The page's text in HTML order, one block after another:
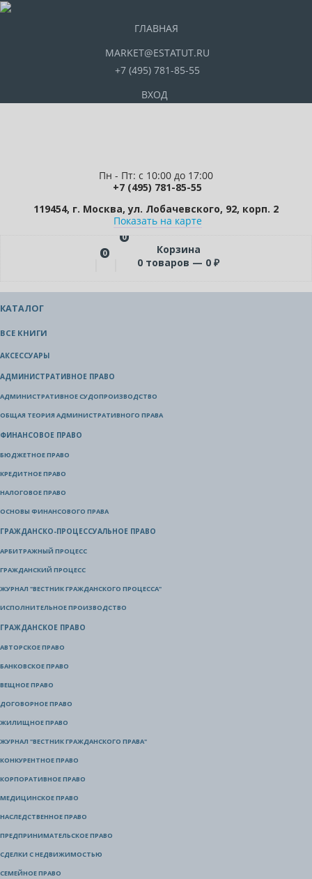
ГЛАВНАЯ
MARKET@ESTATUT.RU
+7 (495) 781-85-55
ВХОД
Пн - Пт: с 10:00 до 17:00
+7 (495) 781-85-55
119454, г. Москва, ул. Лобачевского, 92, корп. 2
Показать на карте
0
0
Корзина
0 товаров — 0 ₽
КАТАЛОГ
ВСЕ КНИГИ
АКСЕССУАРЫ
АДМИНИСТРАТИВНОЕ ПРАВО
АДМИНИСТРАТИВНОЕ СУДОПРОИЗВОДСТВО
ОБЩАЯ ТЕОРИЯ АДМИНИСТРАТИВНОГО ПРАВА
ФИНАНСОВОЕ ПРАВО
БЮДЖЕТНОЕ ПРАВО
КРЕДИТНОЕ ПРАВО
НАЛОГОВОЕ ПРАВО
ОСНОВЫ ФИНАНСОВОГО ПРАВА
ГРАЖДАНСКО-ПРОЦЕССУАЛЬНОЕ ПРАВО
АРБИТРАЖНЫЙ ПРОЦЕСС
ГРАЖДАНСКИЙ ПРОЦЕСС
ЖУРНАЛ "ВЕСТНИК ГРАЖДАНСКОГО ПРОЦЕССА"
ИСПОЛНИТЕЛЬНОЕ ПРОИЗВОДСТВО
ГРАЖДАНСКОЕ ПРАВО
АВТОРСКОЕ ПРАВО
БАНКОВСКОЕ ПРАВО
ВЕЩНОЕ ПРАВО
ДОГОВОРНОЕ ПРАВО
ЖИЛИЩНОЕ ПРАВО
ЖУРНАЛ "ВЕСТНИК ГРАЖДАНСКОГО ПРАВА"
КОНКУРЕНТНОЕ ПРАВО
КОРПОРАТИВНОЕ ПРАВО
МЕДИЦИНСКОЕ ПРАВО
НАСЛЕДСТВЕННОЕ ПРАВО
ПРЕДПРИНИМАТЕЛЬСКОЕ ПРАВО
СДЕЛКИ С НЕДВИЖИМОСТЬЮ
СЕМЕЙНОЕ ПРАВО